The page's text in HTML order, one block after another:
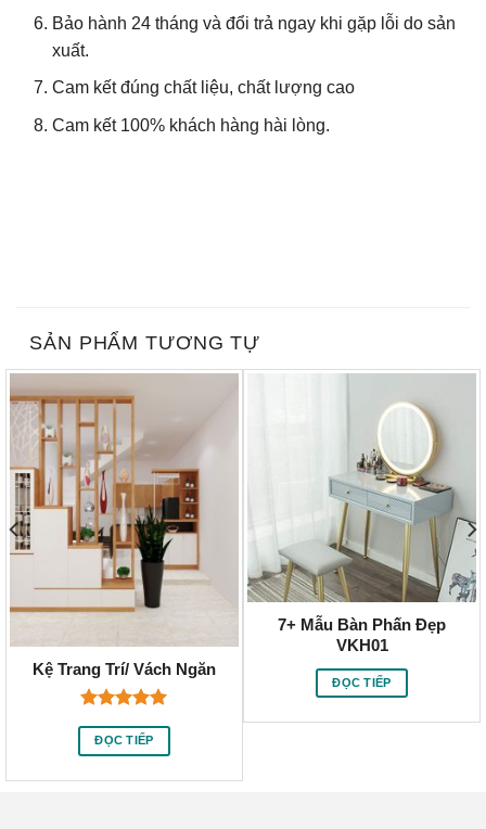
Bảo hành 24 tháng và đổi trả ngay khi gặp lỗi do sản
xuất.
Cam kết đúng chất liệu, chất lượng cao
Cam kết 100% khách hàng hài lòng.
SẢN PHẨM TƯƠNG TỰ
Kệ Trang Trí/ Vách Ngăn
Được xếp
hạng5.00
5 sao
ĐỌC TIẾP
7+ Mẫu Bàn Phấn Đẹp
VKH01
ĐỌC TIẾP